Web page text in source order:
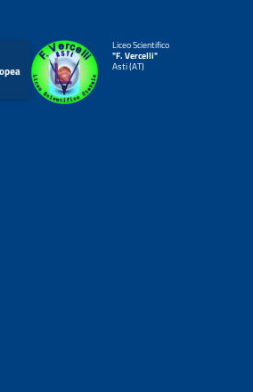
Liceo Scientifico
"F. Vercelli"
Asti (AT)